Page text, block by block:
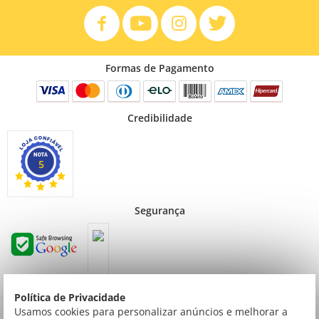
Política de Privacidade
Usamos cookies para personalizar anúncios e melhorar a
Formas de Pagamento
Credibilidade
5
Segurança
Preços válidos para consumidor final não contribuinte. Preços exclusivos para compras